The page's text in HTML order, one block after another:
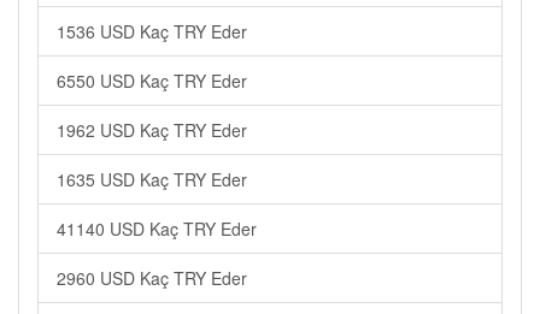
1536 USD Kaç TRY Eder
6550 USD Kaç TRY Eder
1962 USD Kaç TRY Eder
1635 USD Kaç TRY Eder
41140 USD Kaç TRY Eder
2960 USD Kaç TRY Eder